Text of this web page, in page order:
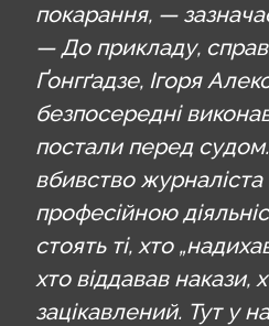
покарання, —
— До прикладу,
Ґонгґадзе, Ігоря
безпосередні
постали перед
вбивство журналіста
професійною
стоять ті, хто
хто віддавав накази,
зацікавлений. Тут у